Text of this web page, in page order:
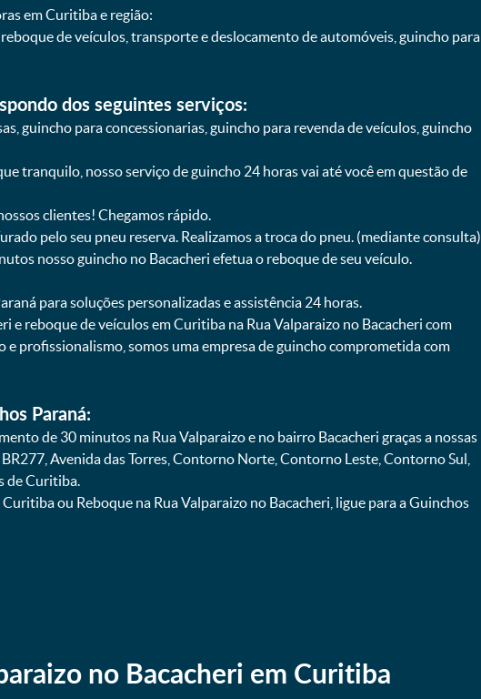
em Curitiba e região:
reboque de veículos, transporte e deslocamento de automóveis, guincho para
dos seguintes serviços:
guincho para concessionarias, guincho para revenda de veículos, guincho
tranquilo, nosso serviço de guincho 24 horas vai até você em questão de
clientes! Chegamos rápido.
pelo seu pneu reserva. Realizamos a troca do pneu. (mediante consulta)
nosso guincho no Bacacheri efetua o reboque de seu veículo.
para soluções personalizadas e assistência 24 horas.
e reboque de veículos em Curitiba na Rua Valparaizo no Bacacheri com
e profissionalismo, somos uma empresa de guincho comprometida com
Paraná:
de 30 minutos na Rua Valparaizo e no bairro Bacacheri graças a nossas
Avenida das Torres, Contorno Norte, Contorno Leste, Contorno Sul,
de Curitiba.
ou Reboque na Rua Valparaizo no Bacacheri, ligue para a Guinchos
no Bacacheri em Curitiba